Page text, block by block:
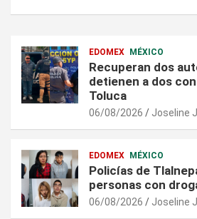
EDOMEX MÉXICO
Recuperan dos
detienen a dos
Toluca
06/08/2026 Joseline
EDOMEX MÉXICO
Policías de
personas con
06/08/2026 Joseline